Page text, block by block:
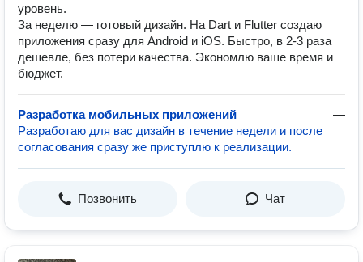
уровень.
За неделю — готовый дизайн. На Dart и Flutter создаю
приложения сразу для Android и iOS. Быстро, в 2-3 раза
дешевле, без потери качества. Экономлю ваше время и
бюджет.
Разработка мобильных приложений
—
Разработаю для вас дизайн в течение недели и после
согласования сразу же приступлю к реализации.
Позвонить Чат